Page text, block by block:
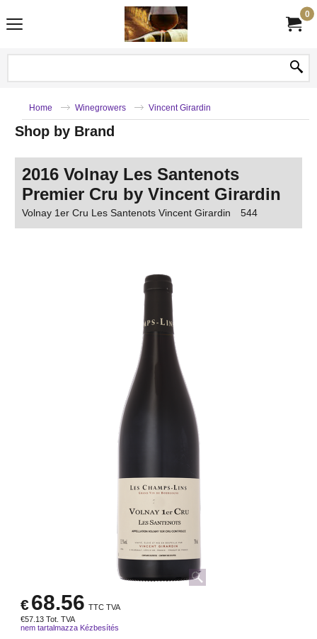
0
Home Winegrowers Vincent Girardin
Shop by Brand
2016 Volnay Les Santenots
Premier Cru by Vincent Girardin
Volnay 1er Cru Les Santenots Vincent Girardin 544
€68.56 TTC TVA
€57.13 Tot. TVA
nem tartalmazza Kézbesítés